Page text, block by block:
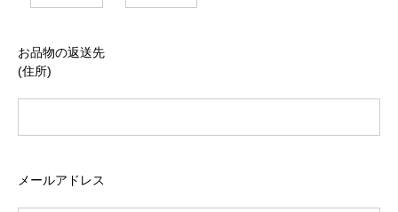
お品物の返送先
(住所)
メールアドレス